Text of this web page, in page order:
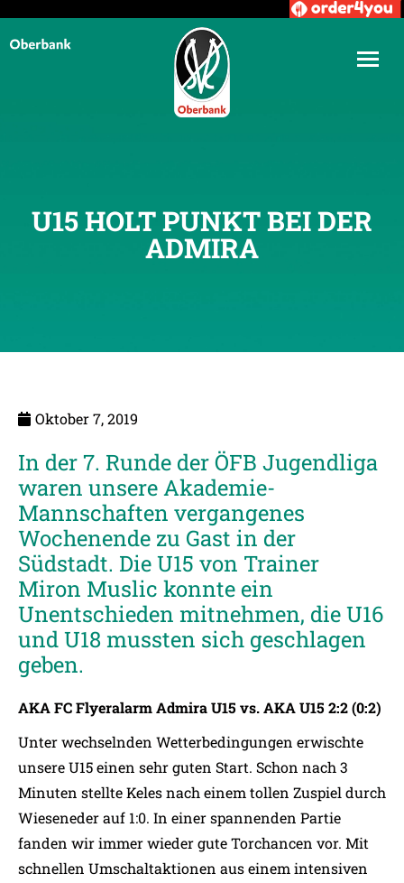
U15 HOLT PUNKT BEI DER
ADMIRA
Oktober 7, 2019
In der 7. Runde der ÖFB Jugendliga
waren unsere Akademie-
Mannschaften vergangenes
Wochenende zu Gast in der
Südstadt. Die U15 von Trainer
Miron Muslic konnte ein
Unentschieden mitnehmen, die U16
und U18 mussten sich geschlagen
geben.
AKA FC Flyeralarm Admira U15 vs. AKA U15 2:2 (0:2)
Unter wechselnden Wetterbedingungen erwischte
unsere U15 einen sehr guten Start. Schon nach 3
Minuten stellte Keles nach einem tollen Zuspiel durch
Wieseneder auf 1:0. In einer spannenden Partie
fanden wir immer wieder gute Torchancen vor. Mit
schnellen Umschaltaktionen aus einem intensiven